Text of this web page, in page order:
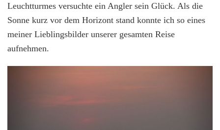
Leuchtturmes versuchte ein Angler sein Glück. Als die
Sonne kurz vor dem Horizont stand konnte ich so eines
meiner Lieblingsbilder unserer gesamten Reise
aufnehmen.